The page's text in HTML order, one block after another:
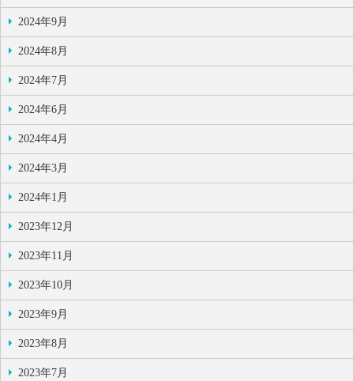
2024年9月
2024年8月
2024年7月
2024年6月
2024年4月
2024年3月
2024年1月
2023年12月
2023年11月
2023年10月
2023年9月
2023年8月
2023年7月